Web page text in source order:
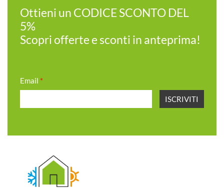
Ottieni un CODICE SCONTO DEL
5%
Scopri offerte e sconti in anteprima!
Email *